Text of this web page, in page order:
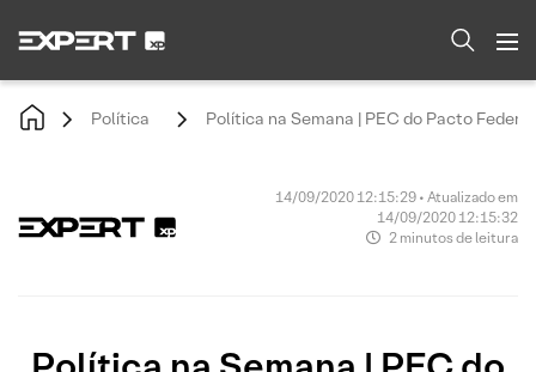
Política Política na Semana | PEC do Pacto
14/09/2020 12:15:29 • Atualizado em
14/09/2020 12:15:32
2 minutos de leitura